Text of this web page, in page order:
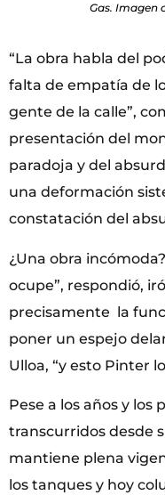
Gas. Imagen
“La obra habla del
falta de empatía de
gente de la calle”,
presentación del
paradoja y del
una deformación
constatación del
¿Una obra
ocupe”, respondió,
precisamente la
poner un espejo
Ulloa, “y esto Pinter
Pese a los años y los
transcurridos desde
mantiene plena
los tanques y hoy